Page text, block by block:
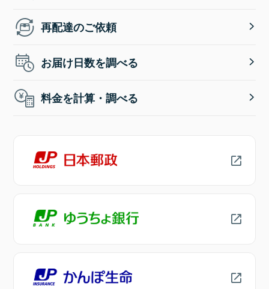
再配達のご依頼
お届け日数を調べる
料金を計算・調べる